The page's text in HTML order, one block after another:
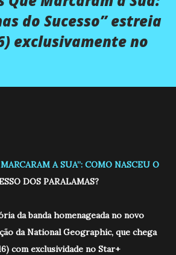
do Sucesso” estreia
exclusivamente no
DOS PARALAMAS?
da National Geographic, que chega
com exclusividade no Star+